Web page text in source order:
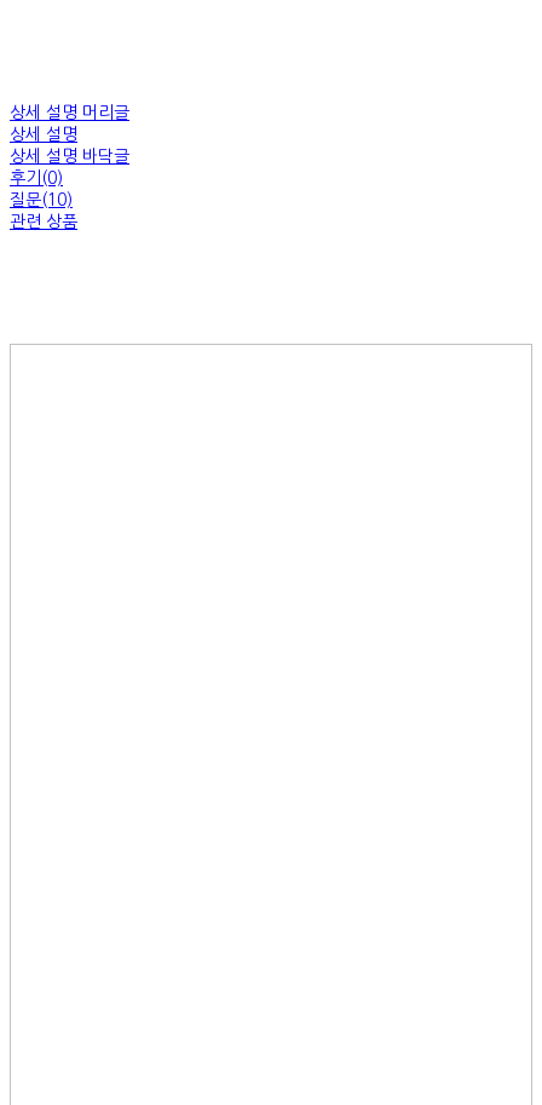
상세 설명 머리글
상세 설명
상세 설명 바닥글
후기(0)
질문(10)
관련 상품